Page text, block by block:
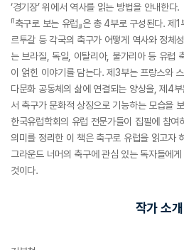
‘경기장’ 위에서 역사를 읽는 방법을 안내한다.
『축구로 보는 유럽』은 총 4부로 구성된다. 제
르투갈 등 각국의 축구가 어떻게 역사와 정체
는 브라질, 독일, 이탈리아, 불가리아 등 유럽
이 얽힌 이야기를 담는다. 제3부는 프랑스와
다문화 공동체의 삶에 연결되는 양상을, 제4
서 축구가 문화적 상징으로 기능하는 모습을
한국유럽학회의 유럽 전문가들이 집필에 참
의미를 정리한 이 책은 축구로 유럽을 읽고자
그라운드 너머의 축구에 관심 있는 독자들에
것이다.
작가 소개